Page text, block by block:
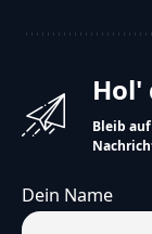
Hol'
Bleib
Dein Name